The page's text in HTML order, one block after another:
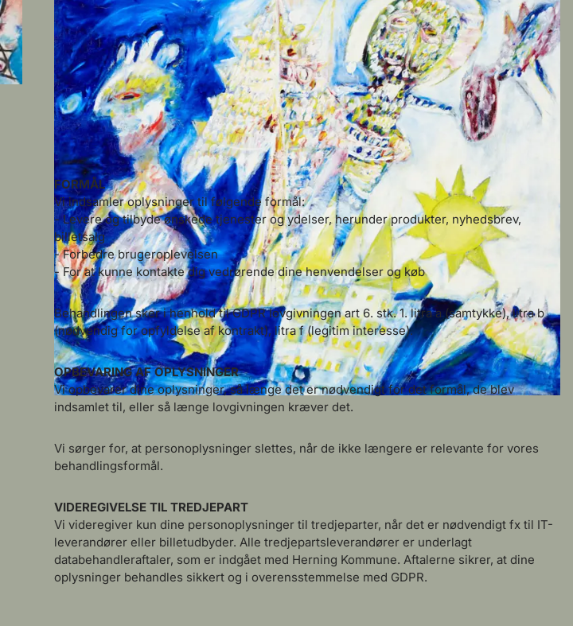
FORMÅL
Vi indsamler oplysninger til følgende formål:
- Levere og tilbyde ønskede tjenester og ydelser, herunder produkter, nyhedsbrev,
billetsalg
- Forbedre brugeroplevelsen
- For at kunne kontakte dig vedrørende dine henvendelser og køb
Behandlingen sker i henhold til GDPR lovgivningen art 6. stk. 1. litra a (samtykke), litra b
(nødvendig for opfyldelse af kontrakt), litra f (legitim interesse).
OPBEVARING AF OPLYSNINGER
Vi opbevarer dine oplysninger, så længe det er nødvendigt for det formål, de blev
indsamlet til, eller så længe lovgivningen kræver det.
Vi sørger for, at personoplysninger slettes, når de ikke længere er relevante for vores
behandlingsformål.
VIDEREGIVELSE TIL TREDJEPART
Vi videregiver kun dine personoplysninger til tredjeparter, når det er nødvendigt fx til IT-
leverandører eller billetudbyder. Alle tredjepartsleverandører er underlagt
databehandleraftaler, som er indgået med Herning Kommune. Aftalerne sikrer, at dine
oplysninger behandles sikkert og i overensstemmelse med GDPR.